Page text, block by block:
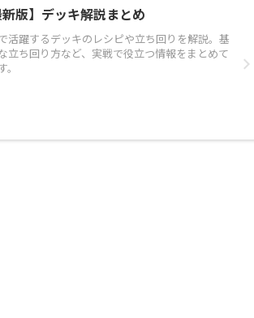
新版】デッキ解説まとめ
活躍するデッキのレシピや立ち回りを解説。基
立ち回り方など、実戦で役立つ情報をまとめて